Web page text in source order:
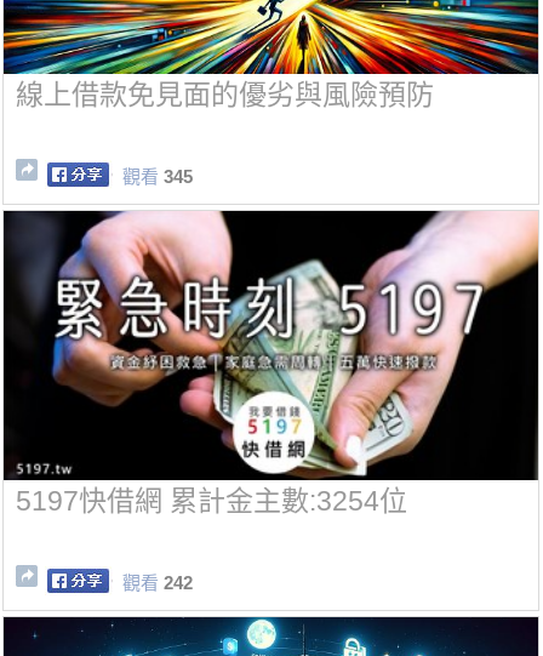
線上借款免見面的優劣與風險預防
觀看 345
5197快借網 累計金主數:3254位
觀看 242